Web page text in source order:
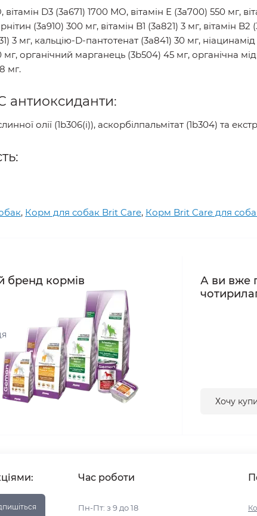
D3 (3a671) 1700 МО, вітамін Е (3a700) 550 мг,
(3a910) 300 мг, вітамін B1 (3a821) 3 мг, вітамін
3 мг, кальцію-D-пантотенат (3a841) 30 мг,
органічний марганець (3b504) 45 мг, органічна
мг.
антиоксиданти:
олії (1b306(i)), аскорбілпальмітат (1b304) та
, Корм для собак Brit Care, Корм Brit Care для
бренд кормів
А ви вже
Хочу
Час роботи
Пн-Пт: з 9 до 18